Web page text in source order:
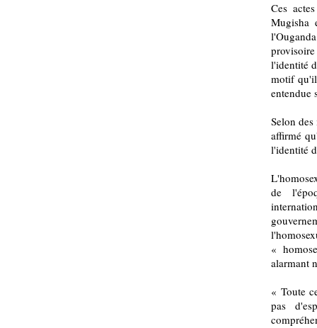
Ces
Mugisha
l'identité
motif
entendue
Selon
affirmé
l'identité
de
«
alarmant
« Toute
pas